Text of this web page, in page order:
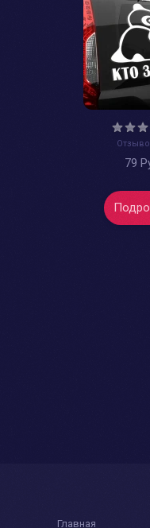
79
Главная